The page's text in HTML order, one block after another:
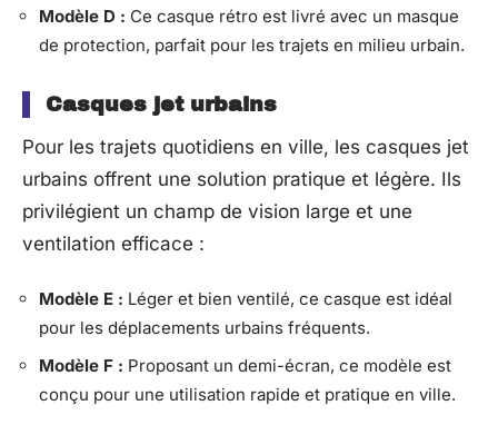
Modèle D : Ce casque rétro est livré avec un masque
de protection, parfait pour les trajets en milieu urbain.
Casques jet urbains
Pour les trajets quotidiens en ville, les casques jet
urbains offrent une solution pratique et légère. Ils
privilégient un champ de vision large et une
ventilation efficace :
Modèle E : Léger et bien ventilé, ce casque est idéal
pour les déplacements urbains fréquents.
Modèle F : Proposant un demi-écran, ce modèle est
conçu pour une utilisation rapide et pratique en ville.